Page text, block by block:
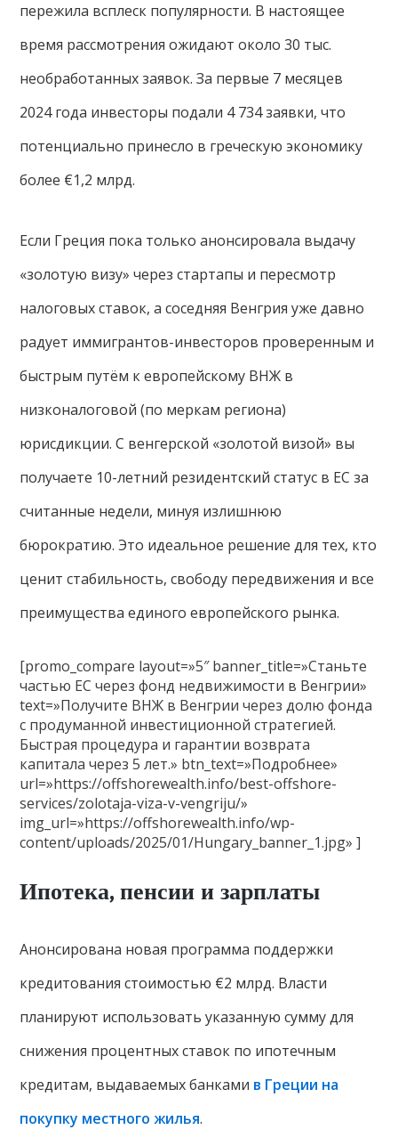
пережила всплеск популярности. В настоящее
время рассмотрения ожидают около 30 тыс.
необработанных заявок. За первые 7 месяцев
2024 года инвесторы подали 4 734 заявки, что
потенциально принесло в греческую экономику
более €1,2 млрд.
Если Греция пока только анонсировала выдачу
«золотую визу» через стартапы и пересмотр
налоговых ставок, а соседняя Венгрия уже давно
радует иммигрантов-инвесторов проверенным и
быстрым путём к европейскому ВНЖ в
низконалоговой (по меркам региона)
юрисдикции. С венгерской «золотой визой» вы
получаете 10-летний резидентский статус в ЕС за
считанные недели, минуя излишнюю
бюрократию. Это идеальное решение для тех, кто
ценит стабильность, свободу передвижения и все
преимущества единого европейского рынка.
[promo_compare layout=»5″ banner_title=»Станьте
частью ЕС через фонд недвижимости в Венгрии»
text=»Получите ВНЖ в Венгрии через долю фонда
с продуманной инвестиционной стратегией.
Быстрая процедура и гарантии возврата
капитала через 5 лет.» btn_text=»Подробнее»
url=»https://offshorewealth.info/best-offshore-
services/zolotaja-viza-v-vengriju/»
img_url=»https://offshorewealth.info/wp-
content/uploads/2025/01/Hungary_banner_1.jpg» ]
Ипотека, пенсии и зарплаты
Анонсирована новая программа поддержки
кредитования стоимостью €2 млрд. Власти
планируют использовать указанную сумму для
снижения процентных ставок по ипотечным
кредитам, выдаваемых банками в Греции на
покупку местного жилья.